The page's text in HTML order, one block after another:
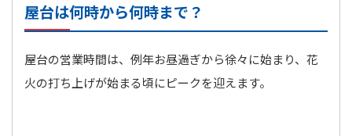
屋台は何時から何時まで？
屋台の営業時間は、例年お昼過ぎから徐々に始まり、花
火の打ち上げが始まる頃にピークを迎えます。